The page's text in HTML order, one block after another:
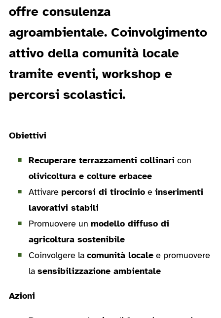
offre consulenza
agroambientale. Coinvolgimento
attivo della comunità locale
tramite eventi, workshop e
percorsi scolastici.
Obiettivi
Recuperare terrazzamenti collinari con
olivicoltura e colture erbacee
Attivare percorsi di tirocinio e inserimenti
lavorativi stabili
Promuovere un modello diffuso di
agricoltura sostenibile
Coinvolgere la comunità locale e promuovere
la sensibilizzazione ambientale
Azioni